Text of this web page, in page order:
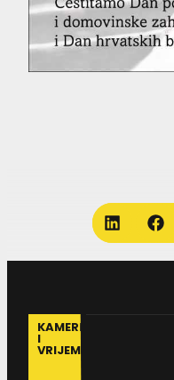
KAMERE
I
VRIJEME